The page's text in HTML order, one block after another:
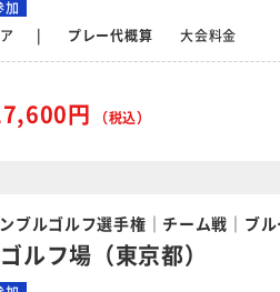
加
プレー代概算 大会料金
円 （税込）
ブルゴルフ選手権｜チーム戦｜ブ
ルフ場（東京都）